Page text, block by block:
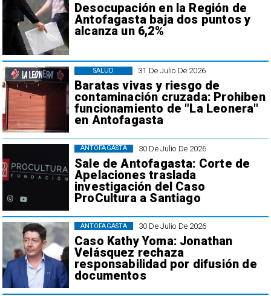
Desocupación en la Región de
Antofagasta baja dos puntos y
alcanza un 6,2%
31 De Julio De 2026
Baratas vivas y riesgo de
contaminación cruzada: Prohiben
funcionamiento de "La Leonera"
en Antofagasta
SALUD
30 De Julio De 2026
Sale de Antofagasta: Corte de
Apelaciones traslada
investigación del Caso
ProCultura a Santiago
ANTOFAGASTA
30 De Julio De 2026
Caso Kathy Yoma: Jonathan
Velásquez rechaza
responsabilidad por difusión de
documentos
ANTOFAGASTA